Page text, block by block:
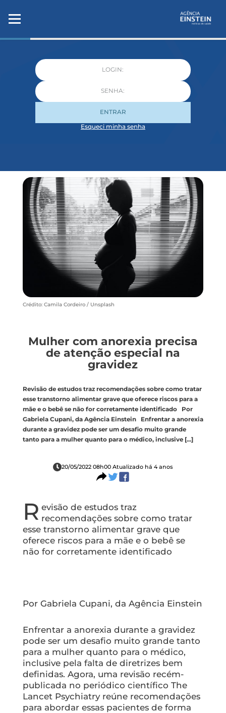
ENTRAR
Esqueci minha senha
Crédito: Camila Cordeiro / Unsplash
Mulher com anorexia precisa
de atenção especial na
gravidez
Revisão de estudos traz recomendações sobre como tratar
esse transtorno alimentar grave que oferece riscos para a
mãe e o bebê se não for corretamente identificado Por
Gabriela Cupani, da Agência Einstein Enfrentar a anorexia
durante a gravidez pode ser um desafio muito grande
tanto para a mulher quanto para o médico, inclusive [...]
20/05/2022 08h00 Atualizado há 4 anos
R evisão de estudos traz
recomendações sobre como tratar
esse transtorno alimentar grave que
oferece riscos para a mãe e o bebê se
não for corretamente identificado
Por Gabriela Cupani, da Agência Einstein
Enfrentar a anorexia durante a gravidez
pode ser um desafio muito grande tanto
para a mulher quanto para o médico,
inclusive pela falta de diretrizes bem
definidas. Agora, uma revisão recém-
publicada no periódico científico The
Lancet Psychiatry reúne recomendações
para abordar essas pacientes de forma